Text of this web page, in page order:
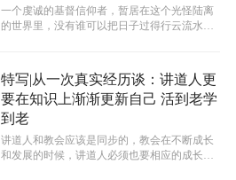
一个虔诚的基督信仰者，暂居在这个光怪陆离
的世界里，没有谁可以把日子过得行云流水，
特写|从一次真实经历谈：讲道人更
要在知识上渐渐更新自己 活到老学
到老
讲道人和教会应该是同步的，教会在不断成长
和发展的时候，讲道人必须也要相应的成长和